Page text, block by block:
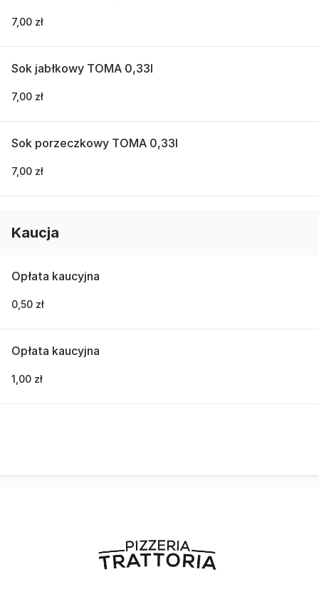
7,00 zł
Sok jabłkowy TOMA 0,33l
7,00 zł
Sok porzeczkowy TOMA 0,33l
7,00 zł
Kaucja
Opłata kaucyjna
0,50 zł
Opłata kaucyjna
1,00 zł